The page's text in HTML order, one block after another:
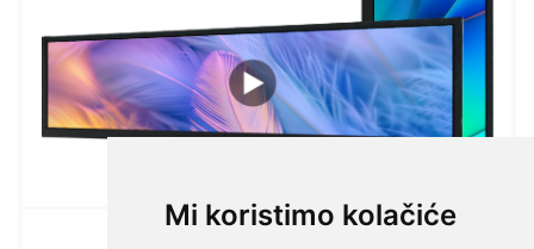
Mi koristimo kolačiće